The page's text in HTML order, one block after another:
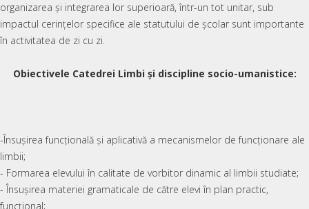
organizarea și integrarea lor superioară, într-un tot unitar, sub
impactul cerințelor specifice ale statutului de școlar sunt importante
în activitatea de zi cu zi.
Obiectivele Catedrei Limbi și discipline socio-umanistice:
-Însușirea funcțională și aplicativă a mecanismelor de funcționare ale
limbii;
- Formarea elevului în calitate de vorbitor dinamic al limbii studiate;
- Însușirea materiei gramaticale de către elevi în plan practic,
funcțional;